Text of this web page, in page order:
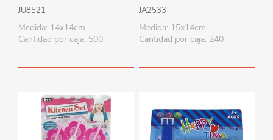
JU8521
Medida: 14x14cm
Cantidad por caja: 500
JA2533
Medida: 15x14cm
Cantidad por caja: 240